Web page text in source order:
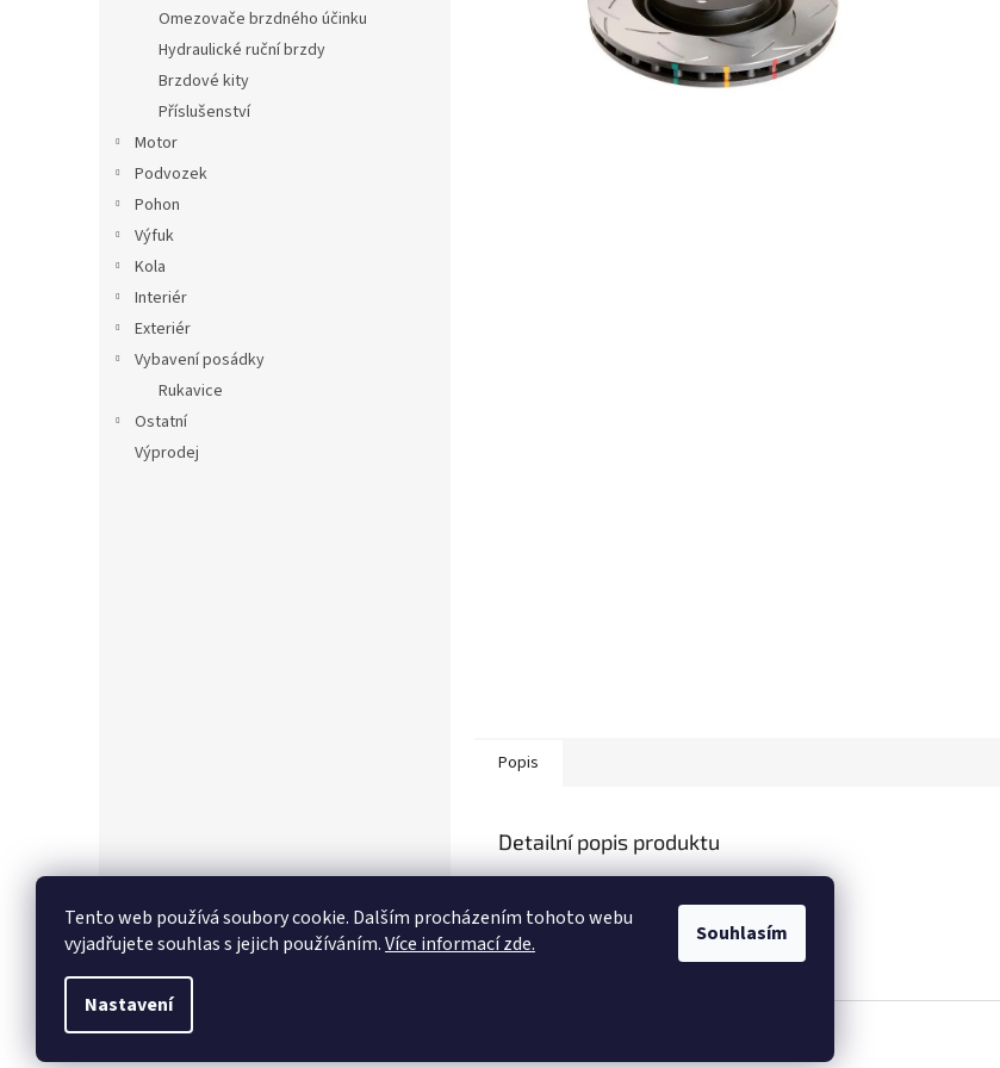
Tento web používá soubory cookie. Dalším procházením tohoto webu
vyjadřujete souhlas s jejich používáním.Více informací zde.
Nastavení
Souhlasím
Omezovače brzdného účinku
Hydraulické ruční brzdy
Brzdové kity
Příslušenství
Motor
Podvozek
Pohon
Výfuk
Kola
Interiér
Exteriér
Vybavení posádky
Rukavice
Ostatní
Výprodej
Popis
Detailní popis produktu